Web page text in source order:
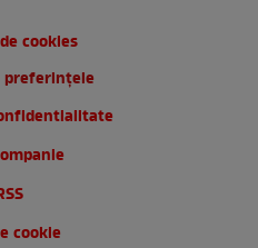
cookies
preferințele
cookie